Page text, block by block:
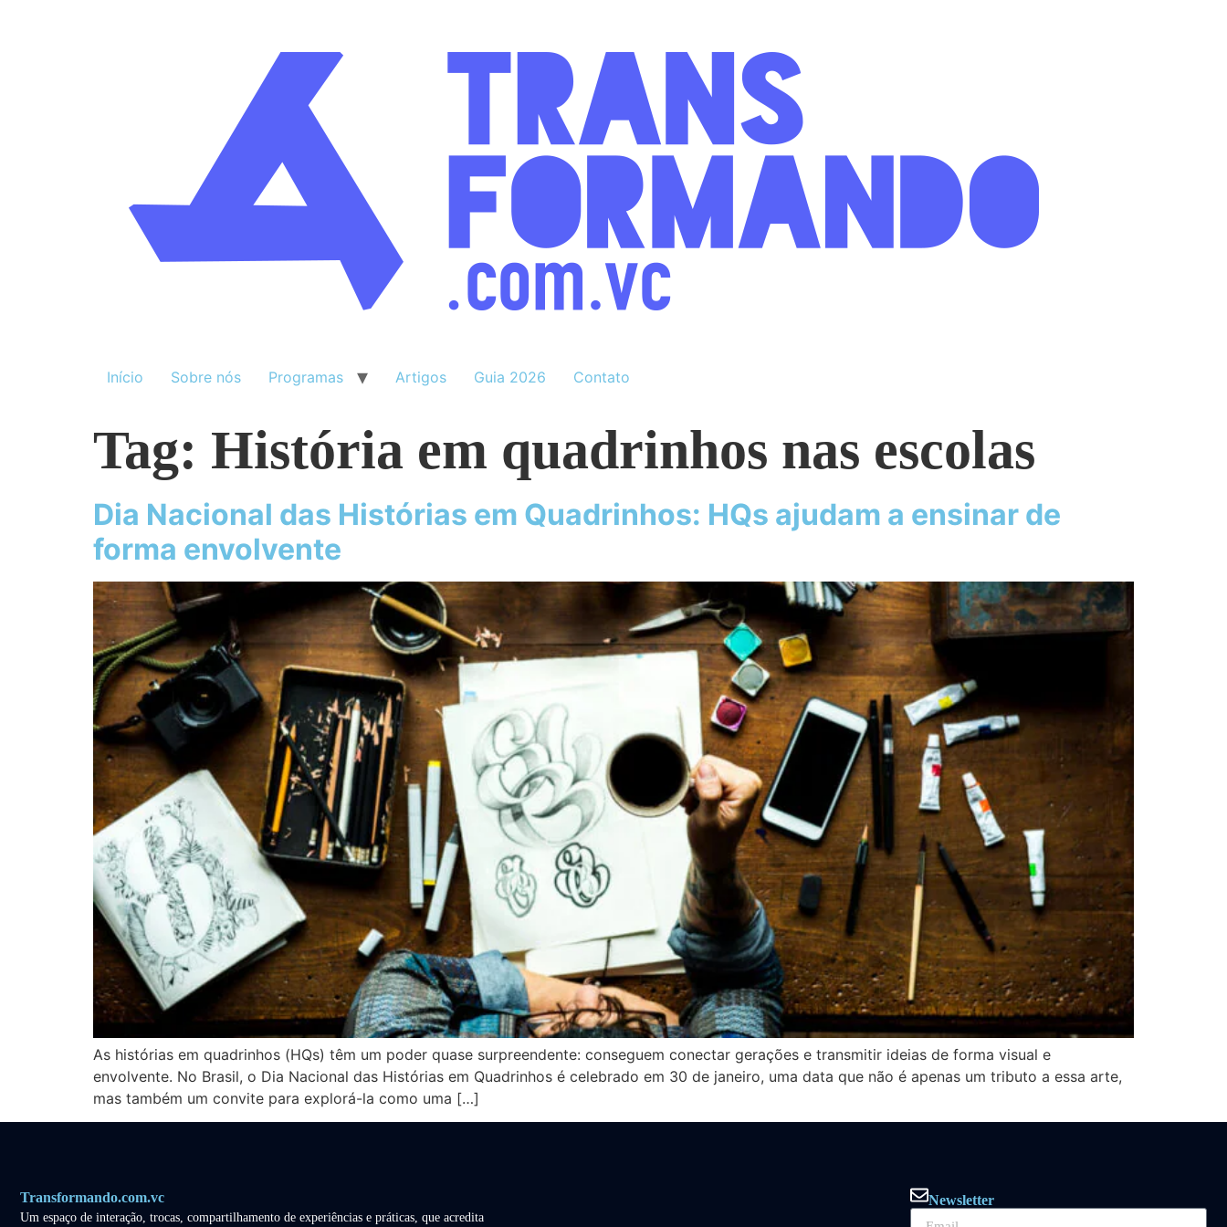
Início Sobre nós Programas Artigos Guia 2026 Contato
Tag: História em quadrinhos nas escolas
Dia Nacional das Histórias em Quadrinhos: HQs ajudam a ensinar de
forma envolvente
As histórias em quadrinhos (HQs) têm um poder quase surpreendente: conseguem conectar gerações e transmitir ideias de forma visual e
envolvente. No Brasil, o Dia Nacional das Histórias em Quadrinhos é celebrado em 30 de janeiro, uma data que não é apenas um tributo a essa arte,
mas também um convite para explorá-la como uma […]
Transformando.com.vc
Um espaço de interação, trocas, compartilhamento de experiências e práticas, que acredita
Newsletter